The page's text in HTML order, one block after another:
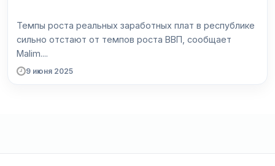
Темпы роста реальных заработных плат в республике
сильно отстают от темпов роста ВВП, сообщает
Malim....
9 июня 2025